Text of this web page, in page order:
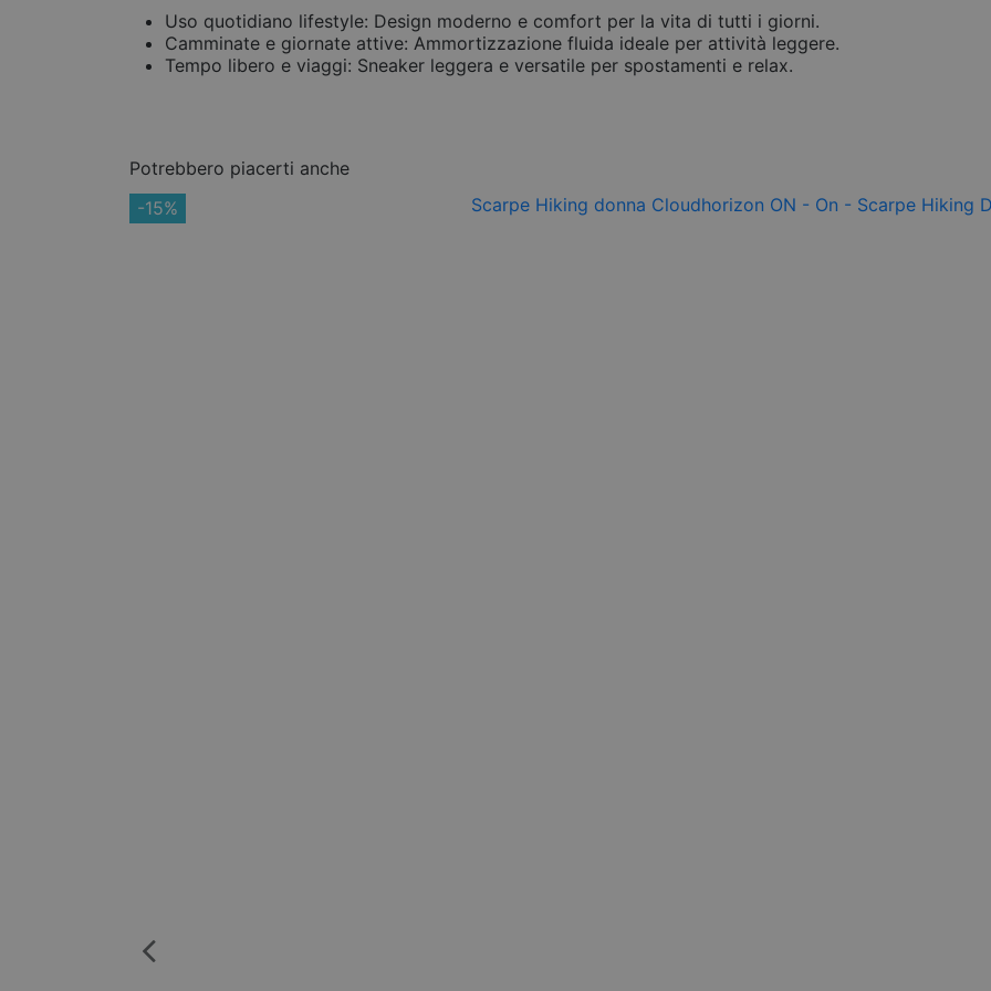
Uso quotidiano lifestyle: Design moderno e comfort per la vita di tutti i giorni.
Camminate e giornate attive: Ammortizzazione fluida ideale per attività leggere.
Tempo libero e viaggi: Sneaker leggera e versatile per spostamenti e relax.
Potrebbero piacerti anche
-15%